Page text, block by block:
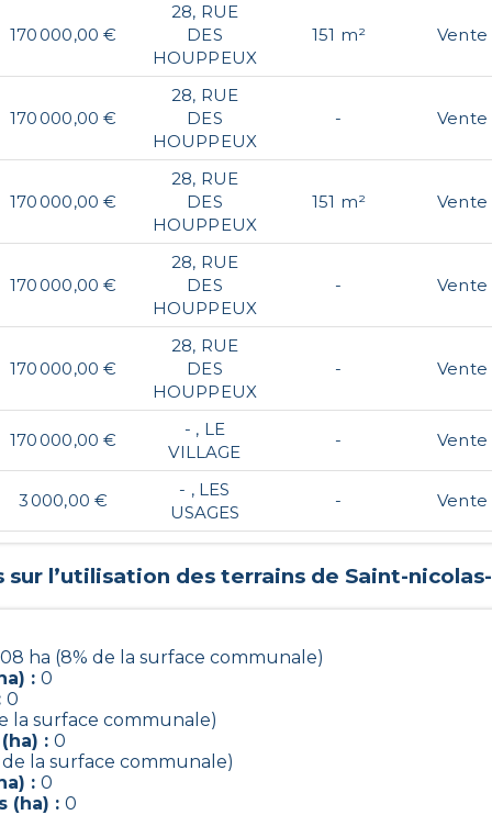
170 000,00 €
28, RUE
DES
HOUPPEUX
151 m² Vente
170 000,00 €
28, RUE
DES
HOUPPEUX
- Vente
170 000,00 €
28, RUE
DES
HOUPPEUX
151 m² Vente
170 000,00 €
28, RUE
DES
HOUPPEUX
- Vente
170 000,00 €
28, RUE
DES
HOUPPEUX
- Vente
170 000,00 €
- , LE
VILLAGE
- Vente
3 000,00 €
- , LES
USAGES
- Vente
sur l’utilisation des terrains de Saint-
ha (8% de la surface communale)
: 0
0
la surface communale)
: 0
de la surface communale)
: 0
(ha) : 0